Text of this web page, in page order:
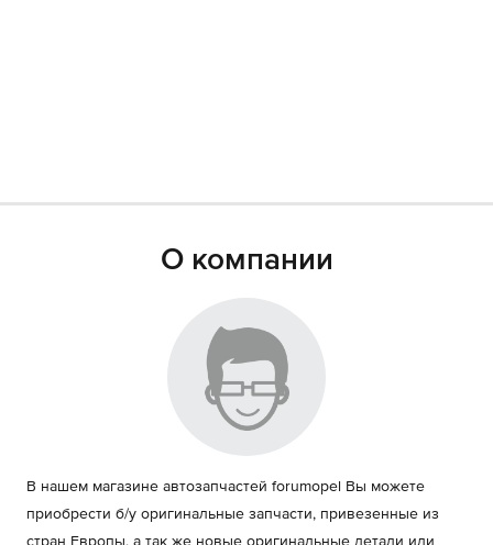
О компании
В нашем магазине автозапчастей forumopel Вы можете
приобрести б/у оригинальные запчасти, привезенные из
стран Европы, а так же новые оригинальные детали или